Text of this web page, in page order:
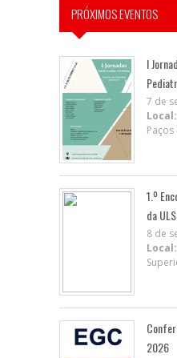
PRÓXIMOS EVENTOS
I
7 de
Local:
1.º
da
8 de
Local:
2026